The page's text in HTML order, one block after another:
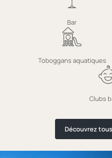
Bar
Toboggans aquatiques
Clubs
Découvrez